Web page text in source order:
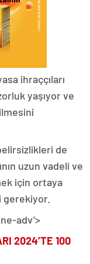
ihraççıları
yaşıyor ve
de
uzun vadeli ve
için ortaya
gerekiyor.
adv’>
2024’TE 100